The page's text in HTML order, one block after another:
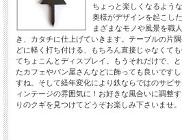
ちょっと楽しくなるよう
奥様がデザインを起こし
まざまなモノや風景を職
き、カタチに仕上げていきます。テーブルの片
どに軽く打ち付ける、もちろん直接じゃなくて
てちょこんとディスプレイ。もうそれだけで、
たカフェやパン屋さんなどに飾っても良いです
すね。そして経年変化により鉄ならではのサビ
ィンテージの雰囲気に！お好きな風合いに調整
りのクギを見つけてどうぞお楽しみ下さいませ。